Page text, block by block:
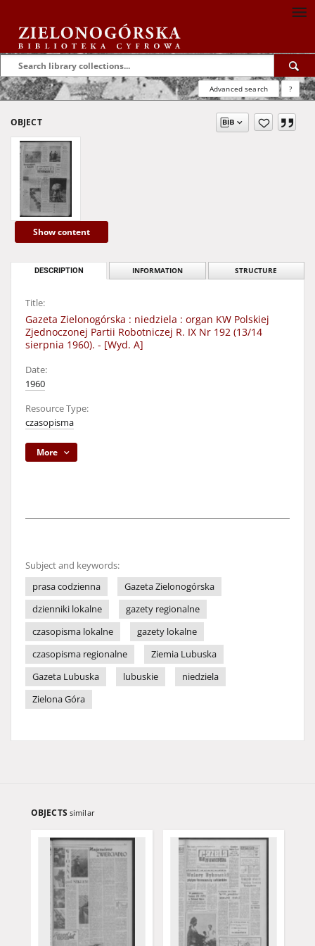
Advanced search ?
OBJECT
Show content
DESCRIPTION INFORMATION STRUCTURE
Title:
Gazeta Zielonogórska : niedziela : organ KW Polskiej
Zjednoczonej Partii Robotniczej R. IX Nr 192 (13/14
sierpnia 1960). - [Wyd. A]
Date:
1960
Resource Type:
czasopisma
More
Subject and keywords:
prasa codzienna
Gazeta Zielonogórska
dzienniki lokalne
gazety regionalne
czasopisma lokalne
gazety lokalne
czasopisma regionalne
Ziemia Lubuska
Gazeta Lubuska
lubuskie
niedziela
Zielona Góra
OBJECTS similar